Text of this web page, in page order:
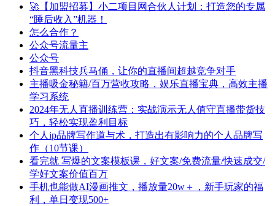
🚀【加盟招募】小二项目网合伙人计划：打造您的专属
“睡后收入”机器！
怎么合作？
公众号流量主
公众号
抖音黑科技兵马俑，让你的直播间超越竞争对手
主播吸金秘籍/百万营收攻略，娱乐直播宝典，高效主播
学习系统
2024年无人直播训练营：实战演示无人值守直播带货技
巧，轻松实现盈利目标
个人ip品牌写作道与术，打造出有影响力的个人品牌写
作（10节课）
看完就 写爆的文案模板课，好文案/免费流量/快速成交/
学好文案价值百万
手机也能做AI漫画推文，播放量20w＋，新手玩家的福
利，单日变现500+